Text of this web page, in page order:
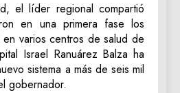
el líder regional compartió
en una primera fase los
varios centros de salud de
Israel Ranuárez Balza ha
sistema a más de seis mil
gobernador.